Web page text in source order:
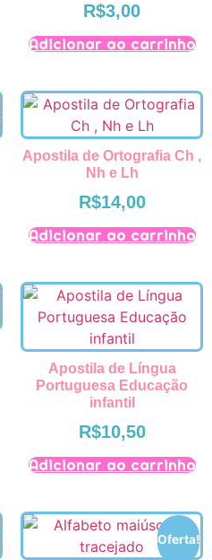
R$3,00
Adicionar ao carrinho
Apostila de Ortografia Ch ,
Nh e Lh
R$14,00
Adicionar ao carrinho
Apostila de Língua
Portuguesa Educação
infantil
R$10,50
Adicionar ao carrinho
Oferta!